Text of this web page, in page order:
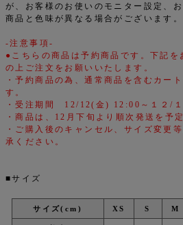
が、お客様のお使いのモニター設定、
商品と色味が異なる場合がございます。
-注意事項-
●こちらの商品は予約商品です。下記を
の上ご注文をお願いいたします。
・予約商品の為、通常商品を含むカー
す。
・受注期間 12/12(金) 12:00～１２/
・商品は、12月下旬より順次発送を予
・ご購入後のキャンセル、サイズ変更
承ください。
■サイズ
サイズ(cm) XS S M